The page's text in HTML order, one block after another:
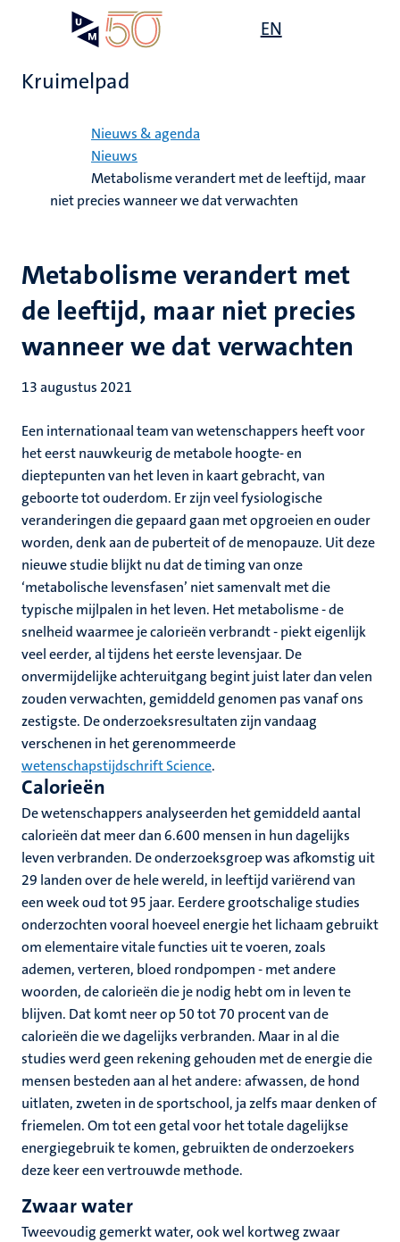
EN
Kruimelpad
Nieuws & agenda
Nieuws
Metabolisme verandert met de leeftijd, maar
niet precies wanneer we dat verwachten
Metabolisme verandert met
de leeftijd, maar niet precies
wanneer we dat verwachten
13 augustus 2021
Een internationaal team van wetenschappers heeft voor
het eerst nauwkeurig de metabole hoogte- en
dieptepunten van het leven in kaart gebracht, van
geboorte tot ouderdom. Er zijn veel fysiologische
veranderingen die gepaard gaan met opgroeien en ouder
worden, denk aan de puberteit of de menopauze. Uit deze
nieuwe studie blijkt nu dat de timing van onze
‘metabolische levensfasen’ niet samenvalt met die
typische mijlpalen in het leven. Het metabolisme - de
snelheid waarmee je calorieën verbrandt - piekt eigenlijk
veel eerder, al tijdens het eerste levensjaar. De
onvermijdelijke achteruitgang begint juist later dan velen
zouden verwachten, gemiddeld genomen pas vanaf ons
zestigste. De onderzoeksresultaten zijn vandaag
verschenen in het gerenommeerde
wetenschapstijdschrift Science.
Calorieën
De wetenschappers analyseerden het gemiddeld aantal
calorieën dat meer dan 6.600 mensen in hun dagelijks
leven verbranden. De onderzoeksgroep was afkomstig uit
29 landen over de hele wereld, in leeftijd variërend van
een week oud tot 95 jaar. Eerdere grootschalige studies
onderzochten vooral hoeveel energie het lichaam gebruikt
om elementaire vitale functies uit te voeren, zoals
ademen, verteren, bloed rondpompen - met andere
woorden, de calorieën die je nodig hebt om in leven te
blijven. Dat komt neer op 50 tot 70 procent van de
calorieën die we dagelijks verbranden. Maar in al die
studies werd geen rekening gehouden met de energie die
mensen besteden aan al het andere: afwassen, de hond
uitlaten, zweten in de sportschool, ja zelfs maar denken of
friemelen. Om tot een getal voor het totale dagelijkse
energiegebruik te komen, gebruikten de onderzoekers
deze keer een vertrouwde methode.
Zwaar water
Tweevoudig gemerkt water, ook wel kortweg zwaar